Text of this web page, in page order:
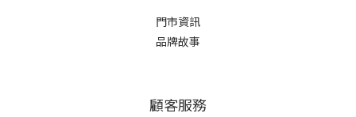
門市資訊
品牌故事
顧客服務